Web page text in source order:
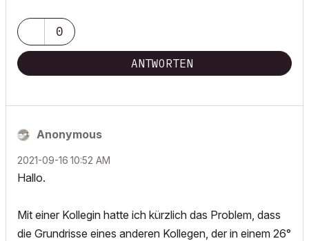
0
ANTWORTEN
Anonymous
‎2021-09-16 10:52 AM
Hallo.
Mit einer Kollegin hatte ich kürzlich das Problem, dass
die Grundrisse eines anderen Kollegen, der in einem 26°